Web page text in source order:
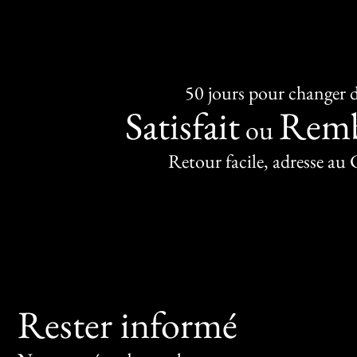
50 jours pour changer
Satisfaitou
Retour facile, adresse au
Rester informé